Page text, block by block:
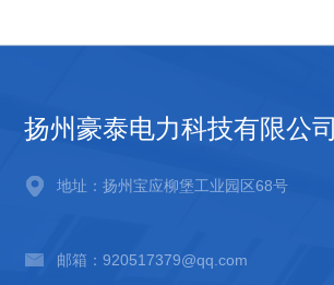
扬州豪泰电力科技有限公司
地址：扬州宝应柳堡工业园区68号
邮箱：920517379@qq.com